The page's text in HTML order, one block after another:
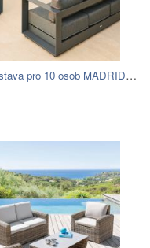
Hliníková sestava pro 10 osob MADRID …